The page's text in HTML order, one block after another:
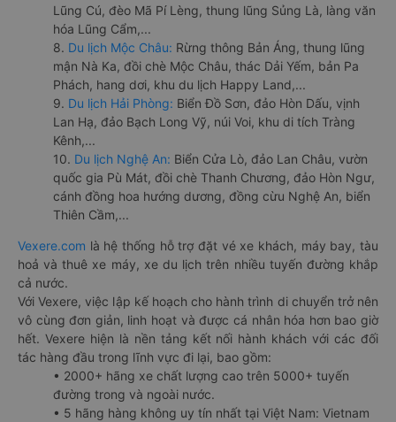
Lũng Cú, đèo Mã Pí Lèng, thung lũng Sủng Là, làng văn
hóa Lũng Cẩm,...
8. Du lịch Mộc Châu: Rừng thông Bản Áng, thung lũng
mận Nà Ka, đồi chè Mộc Châu, thác Dải Yếm, bản Pa
Phách, hang dơi, khu du lịch Happy Land,...
9. Du lịch Hải Phòng: Biển Đồ Sơn, đảo Hòn Dấu, vịnh
Lan Hạ, đảo Bạch Long Vỹ, núi Voi, khu di tích Tràng
Kênh,...
10. Du lịch Nghệ An: Biển Cửa Lò, đảo Lan Châu, vườn
quốc gia Pù Mát, đồi chè Thanh Chương, đảo Hòn Ngư,
cánh đồng hoa hướng dương, đồng cừu Nghệ An, biển
Thiên Cầm,...
Vexere.com là hệ thống hỗ trợ đặt vé xe khách, máy bay, tàu
hoả và thuê xe máy, xe du lịch trên nhiều tuyến đường khắp
cả nước.
Với Vexere, việc lập kế hoạch cho hành trình di chuyển trở nên
vô cùng đơn giản, linh hoạt và được cá nhân hóa hơn bao giờ
hết. Vexere hiện là nền tảng kết nối hành khách với các đối
tác hàng đầu trong lĩnh vực đi lại, bao gồm:
• 2000+ hãng xe chất lượng cao trên 5000+ tuyến
đường trong và ngoài nước.
• 5 hãng hàng không uy tín nhất tại Việt Nam: Vietnam